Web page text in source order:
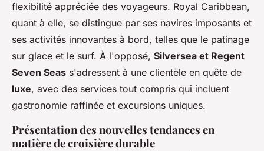
flexibilité appréciée des voyageurs. Royal Caribbean,
quant à elle, se distingue par ses navires imposants et
ses activités innovantes à bord, telles que le patinage
sur glace et le surf. À l'opposé, Silversea et Regent
Seven Seas s'adressent à une clientèle en quête de
luxe, avec des services tout compris qui incluent
gastronomie raffinée et excursions uniques.
Présentation des nouvelles tendances en
matière de croisière durable